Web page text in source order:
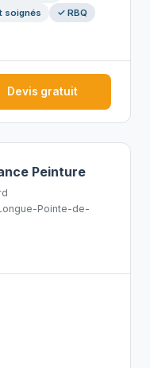
soignés
✓ RBQ
Devis gratuit
Peinture
Pointe-de-